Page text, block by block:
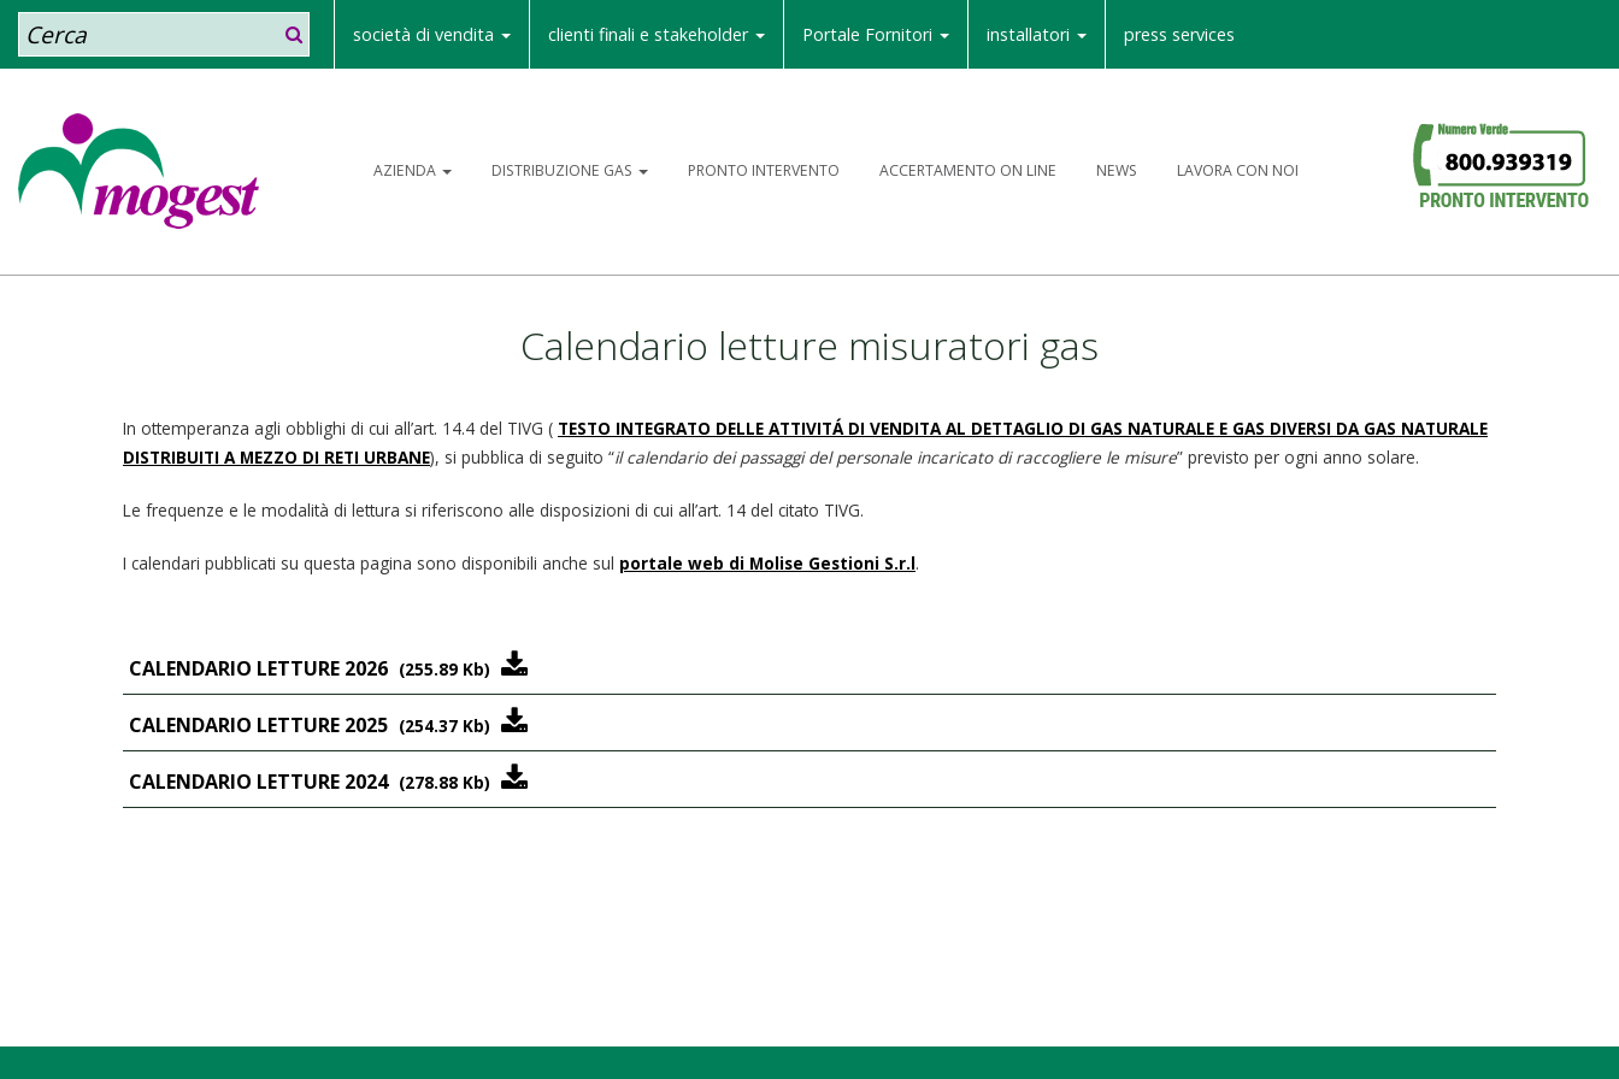
Cerca società di vendita clienti finali e stakeholder Portale Fornitori installatori press services
AZIENDA DISTRIBUZIONE GAS PRONTO INTERVENTO ACCERTAMENTO ON LINE NEWS LAVORA CON NOI
Calendario letture misuratori gas
In ottemperanza agli obblighi di cui all’art. 14.4 del TIVG ( TESTO INTEGRATO DELLE ATTIVITÁ DI VENDITA AL DETTAGLIO DI GAS NATURALE E GAS DIVERSI DA GAS NATURALE
DISTRIBUITI A MEZZO DI RETI URBANE), si pubblica di seguito “il calendario dei passaggi del personale incaricato di raccogliere le misure” previsto per ogni anno solare.
Le frequenze e le modalità di lettura si riferiscono alle disposizioni di cui all’art. 14 del citato TIVG.
I calendari pubblicati su questa pagina sono disponibili anche sul portale web di Molise Gestioni S.r.l.
CALENDARIO LETTURE 2026 (255.89 Kb)
CALENDARIO LETTURE 2025 (254.37 Kb)
CALENDARIO LETTURE 2024 (278.88 Kb)